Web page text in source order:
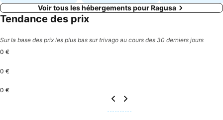
Voir tous les hébergements pour Ragusa
Tendance des prix
Sur la base des prix les plus bas sur trivago au cours des 30 derniers jours
0 €
0 €
0 €